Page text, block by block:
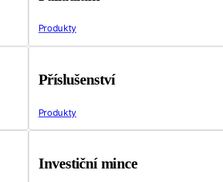
Produkty
Příslušenství
Produkty
Investiční mince